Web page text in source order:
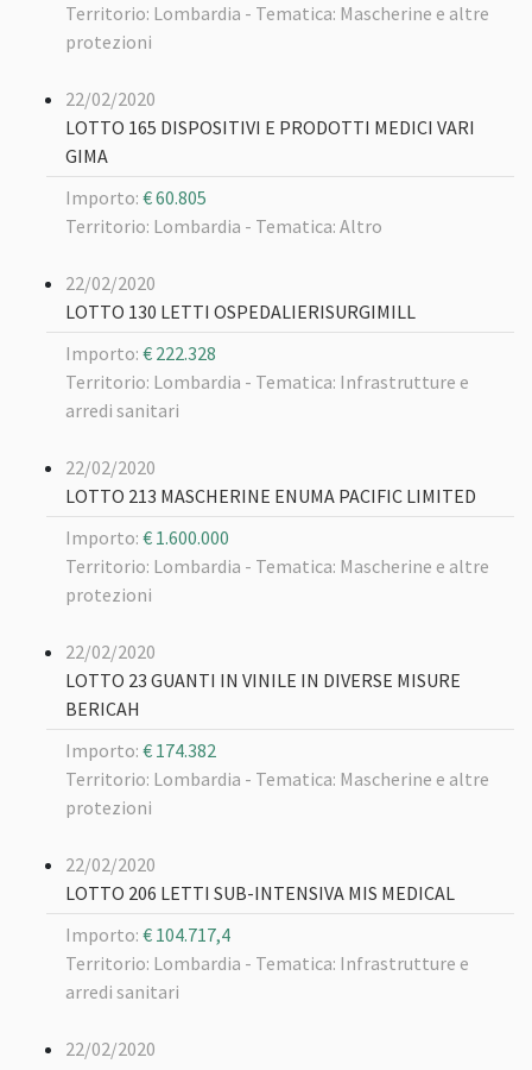
Territorio: Lombardia - Tematica: Mascherine e altre
protezioni
22/02/2020
LOTTO 165 DISPOSITIVI E PRODOTTI MEDICI VARI
GIMA
Importo: € 60.805
Territorio: Lombardia - Tematica: Altro
22/02/2020
LOTTO 130 LETTI OSPEDALIERISURGIMILL
Importo: € 222.328
Territorio: Lombardia - Tematica: Infrastrutture e
arredi sanitari
22/02/2020
LOTTO 213 MASCHERINE ENUMA PACIFIC LIMITED
Importo: € 1.600.000
Territorio: Lombardia - Tematica: Mascherine e altre
protezioni
22/02/2020
LOTTO 23 GUANTI IN VINILE IN DIVERSE MISURE
BERICAH
Importo: € 174.382
Territorio: Lombardia - Tematica: Mascherine e altre
protezioni
22/02/2020
LOTTO 206 LETTI SUB-INTENSIVA MIS MEDICAL
Importo: € 104.717,4
Territorio: Lombardia - Tematica: Infrastrutture e
arredi sanitari
22/02/2020